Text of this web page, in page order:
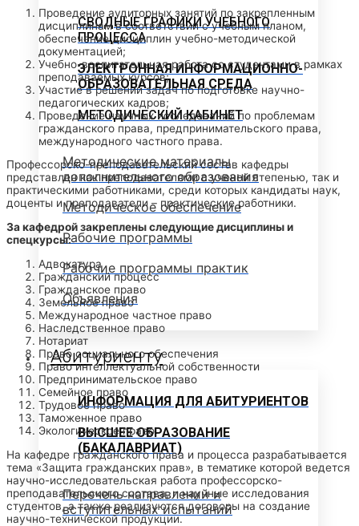
СВОДНЫЕ ГРАФИКИ УЧЕБНОГО
ПРОЦЕССА
ЭЛЕКТРОННАЯ ИНФОРМАЦИОННО-
ОБРАЗОВАТЕЛЬНАЯ СРЕДА
МЕТОДИЧЕСКИЙ КАБИНЕТ
Методические материалы
дополнительного образования
Методическое обеспечение
Рабочие программы
Рабочие программы практик
Объявления
Абитуриенту
ИНФОРМАЦИЯ ДЛЯ АБИТУРИЕНТОВ
ВЫСШЕЕ ОБРАЗОВАНИЕ
(БАКАЛАВРИАТ)
Перечень направлений и
вступительных испытаний
Проведение аудиторных занятий по закрепленным
дисциплинам в соответствии с учебным планом,
обеспечение дисциплин учебно-методической
документацией;
Учебно-воспитательная работа со студентами в рамках
преподаваемых курсов;
Участие в решении задач по подготовке научно-
педагогических кадров;
Проведение научных исследований по проблемам
гражданского права, предпринимательского права,
международного частного права.
Профессорско-преподавательский состав кафедры
представлен как преподавателями с ученой степенью, так и
практическими работниками, среди которых кандидаты наук,
доценты и преподаватели – практические работники.
За кафедрой закреплены следующие дисциплины и
спецкурсы:
Адвокатура
Гражданский процесс
Гражданское право
Земельное право
Международное частное право
Наследственное право
Нотариат
Право социального обеспечения
Право интеллектуальной собственности
Предпринимательское право
Семейное право
Трудовое право
Таможенное право
Экологическое право
На кафедре гражданского права и процесса разрабатывается
тема «Защита гражданских прав», в тематике которой ведется
научно-исследовательская работа профессорско-
преподавательского состава, и научные исследования
студентов, а также реализуются договоры на создание
научно-технической продукции.